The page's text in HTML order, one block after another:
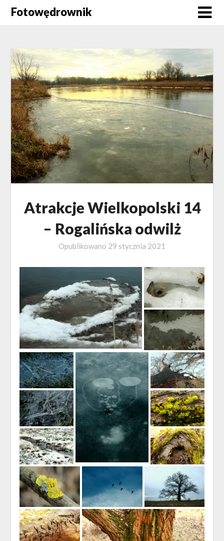
SkipFotowędrownik
Atrakcje Wielkopolski 14
– Rogalińska odwilż
Opublikowano 29 stycznia 2021